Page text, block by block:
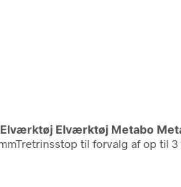
Elværktøj Metabo
til forvalg af op